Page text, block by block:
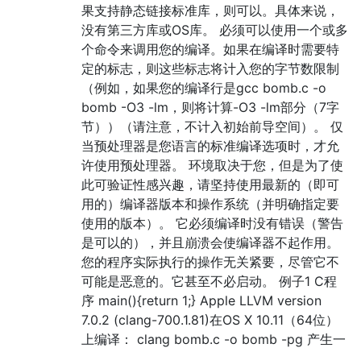
果支持静态链接标准库，则可以。具体来说，
没有第三方库或OS库。 必须可以使用一个或多
个命令来调用您的编译。如果在编译时需要特
定的标志，则这些标志将计入您的字节数限制
（例如，如果您的编译行是gcc bomb.c -o
bomb -O3 -lm，则将计算-O3 -lm部分（7字
节））（请注意，不计入初始前导空间）。 仅
当预处理器是您语言的标准编译选项时，才允
许使用预处理器。 环境取决于您，但是为了使
此可验证性感兴趣，请坚持使用最新的（即可
用的）编译器版本和操作系统（并明确指定要
使用的版本）。 它必须编译时没有错误（警告
是可以的），并且崩溃会使编译器不起作用。
您的程序实际执行的操作无关紧要，尽管它不
可​​能是恶意的。它甚至不必启动。 例子1 C程
序 main(){return 1;} Apple LLVM version
7.0.2 (clang-700.1.81)在OS X 10.11（64位）
上编译： clang bomb.c -o bomb -pg 产生一